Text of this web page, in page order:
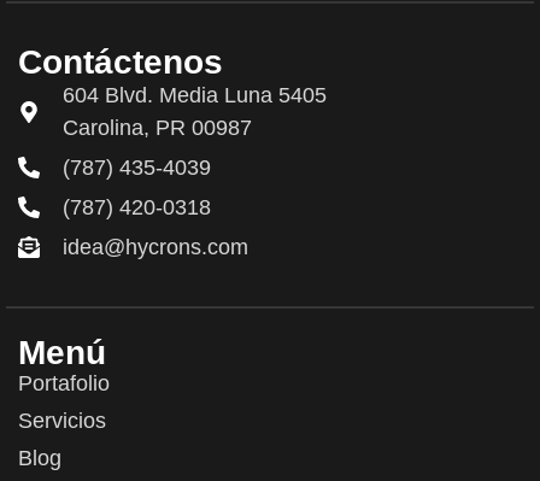
Contáctenos
604 Blvd. Media Luna 5405
Carolina, PR 00987
(787) 435-4039
(787) 420-0318
idea@hycrons.com
Menú
Portafolio
Servicios
Blog